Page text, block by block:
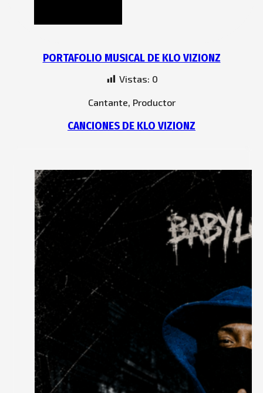
PORTAFOLIO MUSICAL DE KLO VIZIONZ
Vistas: 0
Cantante, Productor
CANCIONES DE KLO VIZIONZ